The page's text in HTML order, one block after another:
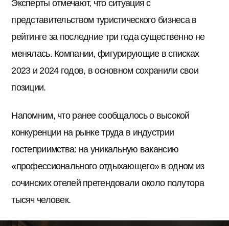
Эксперты отмечают, что ситуация с
представительством туристического бизнеса в
рейтинге за последние три года существенно не
менялась. Компании, фигурирующие в списках
2023 и 2024 годов, в основном сохранили свои
позиции.
Напомним, что ранее сообщалось о высокой
конкуренции на рынке труда в индустрии
гостеприимства: на уникальную вакансию
«профессионального отдыхающего» в одном из
сочинских отелей претендовали около полутора
тысяч человек.